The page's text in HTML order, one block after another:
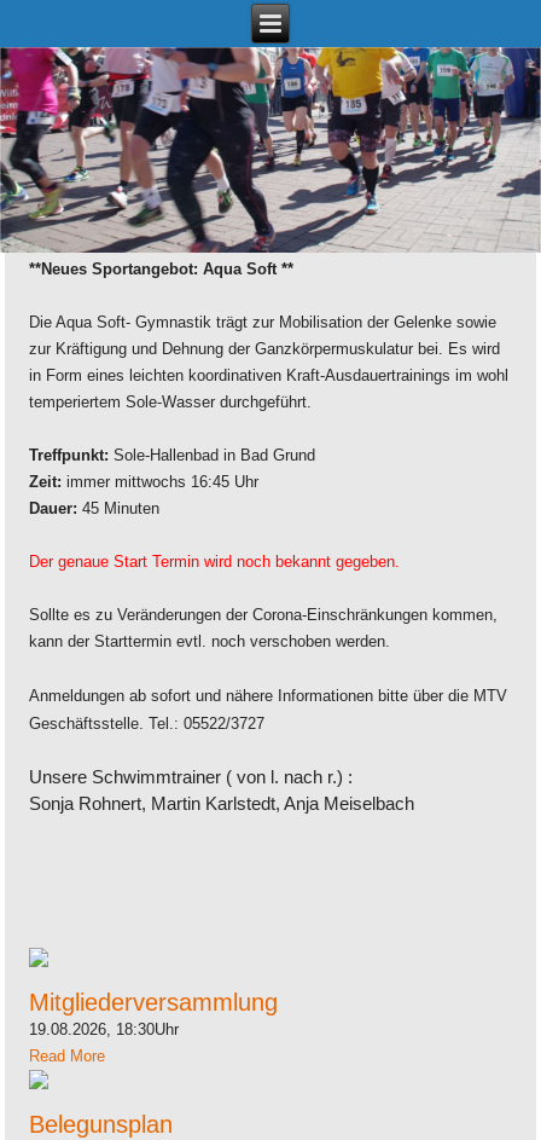
**Neues Sportangebot: Aqua Soft **
Die Aqua Soft- Gymnastik trägt zur Mobilisation der Gelenke sowie
zur Kräftigung und Dehnung der Ganzkörpermuskulatur bei. Es wird
in Form eines leichten koordinativen Kraft-Ausdauertrainings im wohl
temperiertem Sole-Wasser durchgeführt.
Treffpunkt:Sole-Hallenbad in Bad Grund
Zeit:immer mittwochs 16:45 Uhr
Dauer:45 Minuten
Der genaue Start Termin wird noch bekannt gegeben.
Sollte es zu Veränderungen der Corona-Einschränkungen kommen,
kann der Starttermin evtl. noch verschoben werden.
Anmeldungen ab sofort und nähere Informationen bitte über die MTV
Geschäftsstelle. Tel.: 05522/3727
Unsere Schwimmtrainer ( von l. nach r.) :
Sonja Rohnert, Martin Karlstedt, Anja Meiselbach
Mitgliederversammlung
19.08.2026, 18:30Uhr
Read More
Belegunsplan